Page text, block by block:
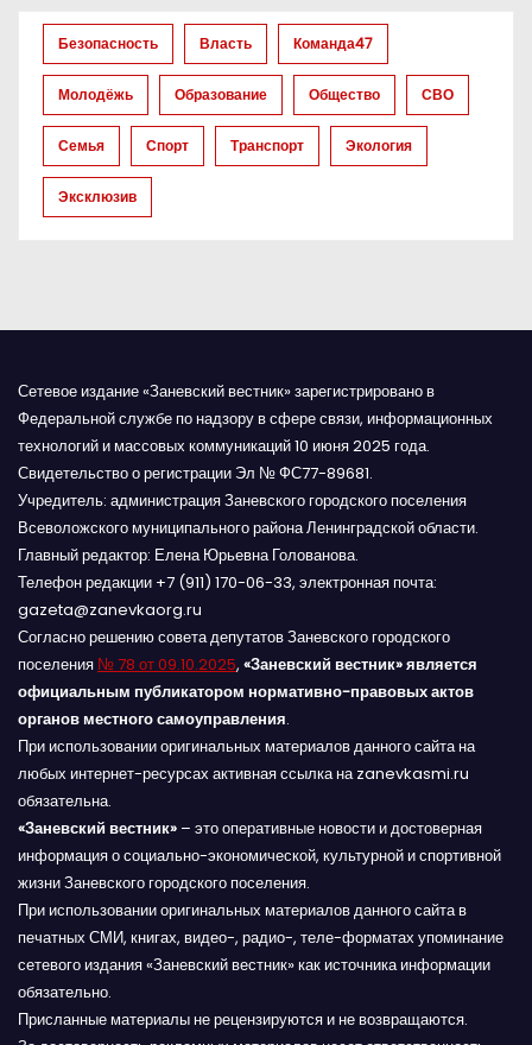
з
а
п
и
с
м
Безопасность Власть Команда47
Молодёжь Образование Общество СВО
Семья Спорт Транспорт Экология
Эксклюзив
Сетевое издание «Заневский вестник» зарегистрировано в
Федеральной службе по надзору в сфере связи, информационных
технологий и массовых коммуникаций 10 июня 2025 года.
Свидетельство о регистрации Эл № ФС77-89681.
Учредитель: администрация Заневского городского поселения
Всеволожского муниципального района Ленинградской области.
Главный редактор: Елена Юрьевна Голованова.
Телефон редакции +7 (911) 170-06-33, электронная почта:
gazeta@zanevkaorg.ru
Согласно решению совета депутатов Заневского городского
поселения № 78 от 09.10.2025, «Заневский вестник» является
официальным публикатором нормативно-правовых актов
органов местного самоуправления.
При использовании оригинальных материалов данного сайта на
любых интернет-ресурсах активная ссылка на zanevkasmi.ru
обязательна.
«Заневский вестник» – это оперативные новости и достоверная
информация о социально-экономической, культурной и спортивной
жизни Заневского городского поселения.
При использовании оригинальных материалов данного сайта в
печатных СМИ, книгах, видео-, радио-, теле-форматах упоминание
сетевого издания «Заневский вестник» как источника информации
обязательно.
Присланные материалы не рецензируются и не возвращаются.